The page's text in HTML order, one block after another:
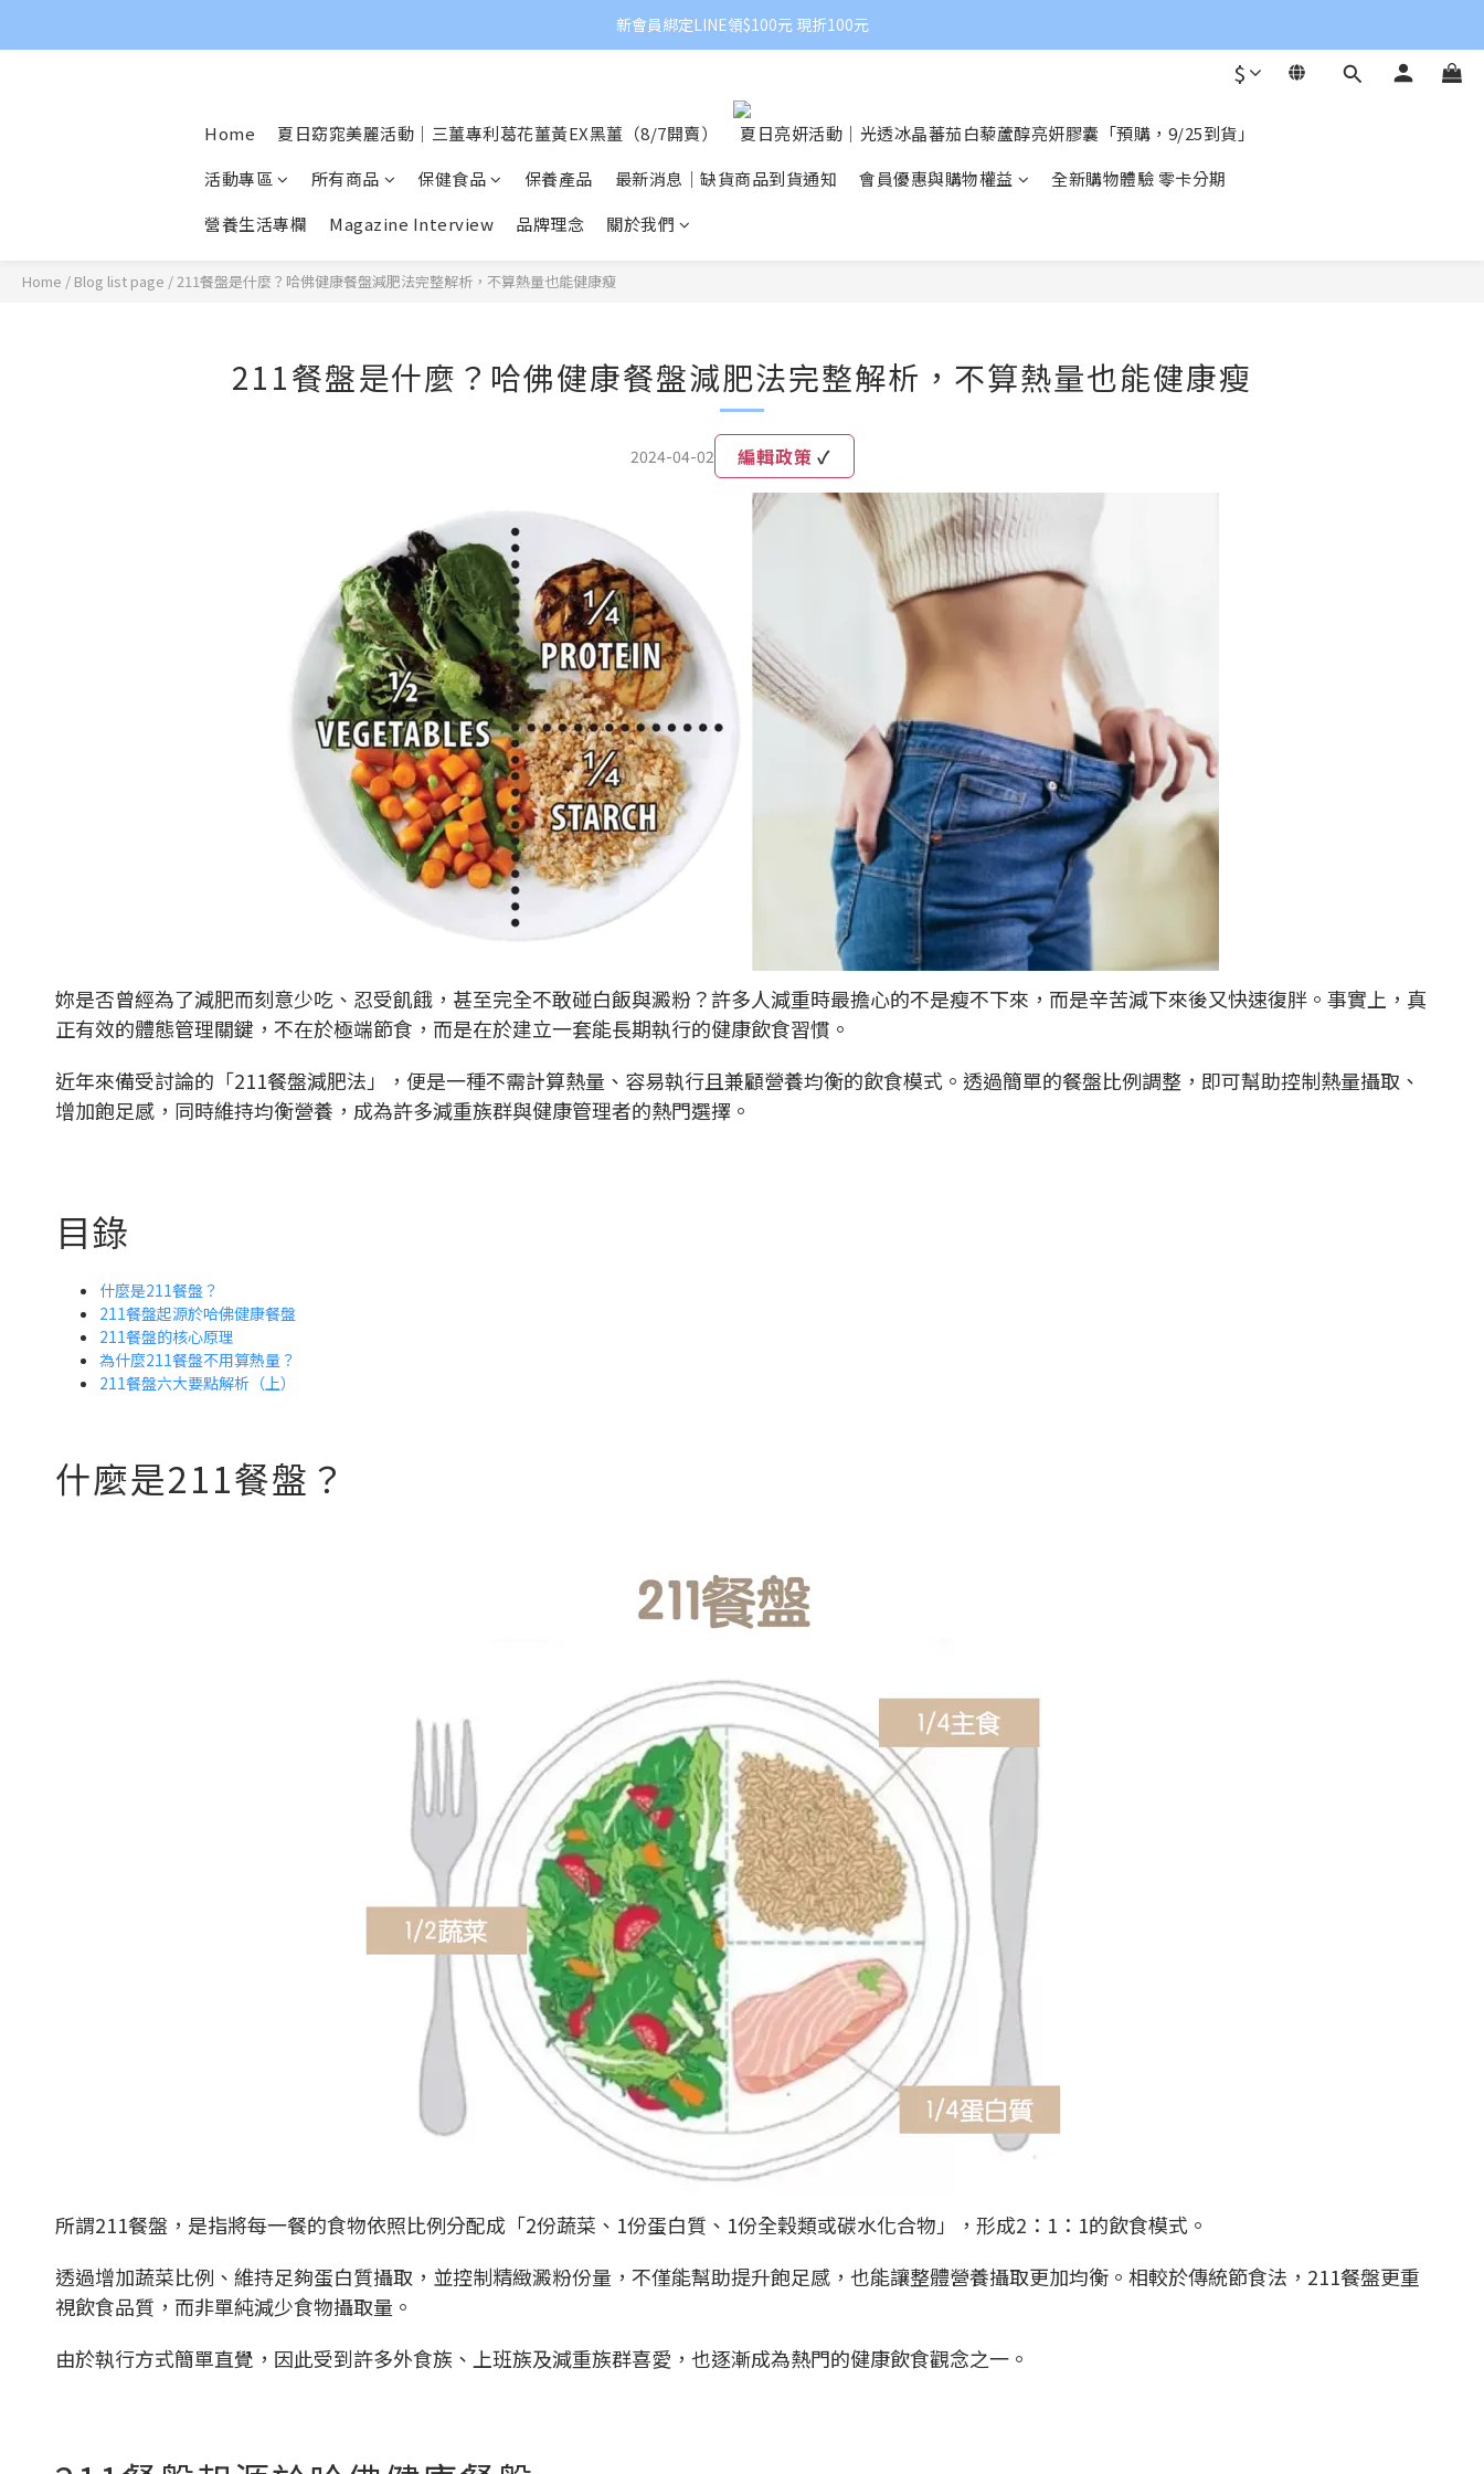
新會員綁定LINE領$100元 現折100元
$
Home 夏日窈窕美麗活動｜三薑專利葛花薑黃EX黑薑（8/7開賣）
夏日亮妍活動｜光透冰晶蕃茄白藜蘆醇亮妍膠囊「預購，9/25到貨」
活動專區
所有商品 保健食品 保養產品 最新消息｜缺貨商品到貨通知 會員優惠與購物權益
全新購物體驗 零卡分期
營養生活專欄
Magazine Interview 品牌理念 關於我們
Home / Blog list page /211餐盤是什麼？哈佛健康餐盤減肥法完整解析，不算熱量也能健康瘦
211餐盤是什麼？哈佛健康餐盤減肥法完整解析，不算熱量也能健康瘦
2024-04-02 編輯政策 ✓
妳是否曾經為了減肥而刻意少吃、忍受飢餓，甚至完全不敢碰白飯與澱粉？許多人減重時最擔心的不是瘦不下來，而是辛苦減下來後又快速復胖。事實上，真
正有效的體態管理關鍵，不在於極端節食，而是在於建立一套能長期執行的健康飲食習慣。
近年來備受討論的「211餐盤減肥法」，便是一種不需計算熱量、容易執行且兼顧營養均衡的飲食模式。透過簡單的餐盤比例調整，即可幫助控制熱量攝取、
增加飽足感，同時維持均衡營養，成為許多減重族群與健康管理者的熱門選擇。
目錄
什麼是211餐盤？
211餐盤起源於哈佛健康餐盤
211餐盤的核心原理
為什麼211餐盤不用算熱量？
211餐盤六大要點解析（上）
什麼是211餐盤？
所謂211餐盤，是指將每一餐的食物依照比例分配成「2份蔬菜、1份蛋白質、1份全穀類或碳水化合物」，形成2：1：1的飲食模式。
透過增加蔬菜比例、維持足夠蛋白質攝取，並控制精緻澱粉份量，不僅能幫助提升飽足感，也能讓整體營養攝取更加均衡。相較於傳統節食法，211餐盤更重
視飲食品質，而非單純減少食物攝取量。
由於執行方式簡單直覺，因此受到許多外食族、上班族及減重族群喜愛，也逐漸成為熱門的健康飲食觀念之一。